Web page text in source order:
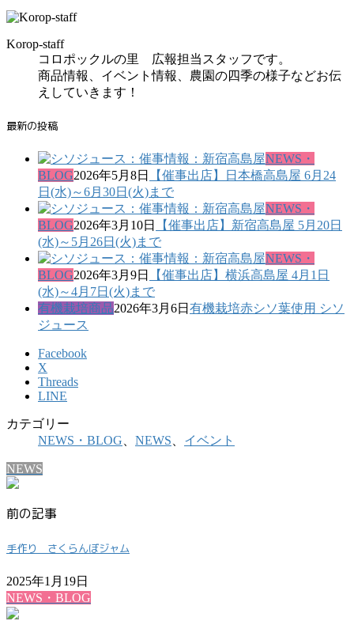
Korop-staff
コロポックルの里 広報担当スタッフです。
商品情報、イベント情報、農園の四季の様子などお伝
えしていきます！
最新の投稿
NEWS・
BLOG2026年5月8日
【催事出店】日本橋高島屋 6月24
日(水)～6月30日(火)まで
NEWS・
BLOG2026年3月10日
【催事出店】新宿高島屋 5月20日
(水)～5月26日(火)まで
NEWS・
BLOG2026年3月9日
【催事出店】横浜高島屋 4月1日
(水)～4月7日(火)まで
有機栽培商品2026年3月6日 有機栽培赤シソ葉使用 シソ
ジュース
Facebook
X
Threads
LINE
カテゴリー
NEWS・BLOG、 NEWS、 イベント
NEWS
前の記事
手作り さくらんぼジャム
2025年1月19日
NEWS・BLOG